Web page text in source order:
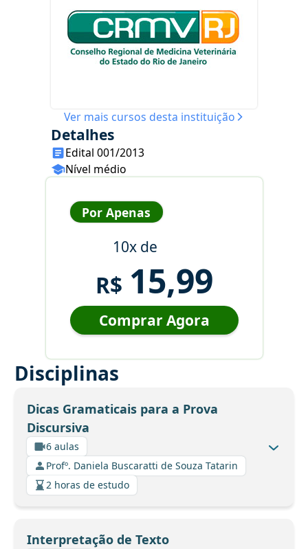
Ver mais cursos desta instituição
Detalhes
Edital 001/2013
Nível médio
Por Apenas
10x de
R$ 15,99
Comprar Agora
Disciplinas
Dicas Gramaticais para a Prova
Discursiva
6 aulas
Profº. Daniela Buscaratti de Souza Tatarin
2 horas de estudo
Interpretação de Texto